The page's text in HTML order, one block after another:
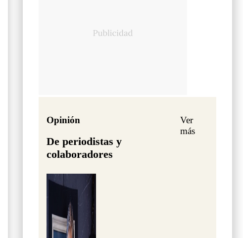
Opinión
De periodistas y
colaboradores
Ver
más